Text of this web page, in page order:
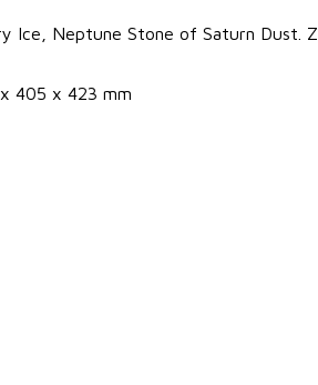
Ice, Neptune Stone of Saturn Dust.
405 x 423 mm